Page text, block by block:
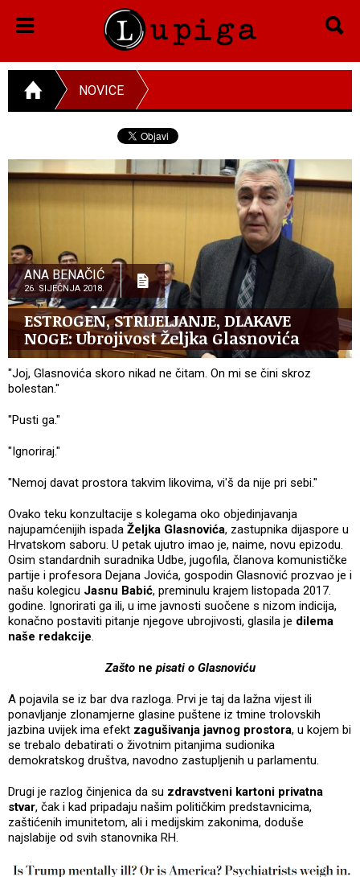
NOVICE
ANA BENAČIĆ
26. SIJEČNJA 2018.
ESTROGEN, STRIJELJANJE, DLAKAVE
NOGE: Ubrojivost Željka Glasnovića
"Joj, Glasnovića skoro nikad ne čitam. On mi se čini skroz
bolestan."
"Pusti ga."
"Ignoriraj."
"Nemoj davat prostora takvim likovima, vi'š da nije pri sebi."
Ovako teku konzultacije s kolegama oko objedinjavanja
najupamćenijih ispada Željka Glasnovića, zastupnika dijaspore u
Hrvatskom saboru. U petak ujutro imao je, naime, novu epizodu.
Osim standardnih suradnika Udbe, jugofila, članova komunističke
partije i profesora Dejana Jovića, gospodin Glasnović prozvao je i
našu kolegicu Jasnu Babić, preminulu krajem listopada 2017.
godine. Ignorirati ga ili, u ime javnosti suočene s nizom indicija,
konačno postaviti pitanje njegove ubrojivosti, glasila je dilema
naše redakcije.
Zašto ne pisati o Glasnoviću
A pojavila se iz bar dva razloga. Prvi je taj da lažna vijest ili
ponavljanje zlonamjerne glasine puštene iz tmine trolovskih
jazbina uvijek ima efekt zagušivanja javnog prostora, u kojem bi
se trebalo debatirati o životnim pitanjima sudionika
demokratskog društva, navodno zastupljenih u parlamentu.
Drugi je razlog činjenica da su zdravstveni kartoni privatna
stvar, čak i kad pripadaju našim političkim predstavnicima,
zaštićenih imunitetom, ali i medijskim zakonima, doduše
najslabije od svih stanovnika RH.